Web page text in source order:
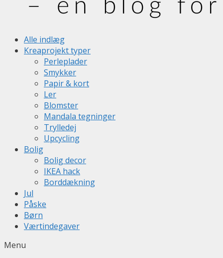
Alle indlæg
Kreaprojekt typer
Perleplader
Smykker
Papir & kort
Ler
Blomster
Mandala tegninger
Trylledej
Upcycling
Bolig
Bolig decor
IKEA hack
Borddækning
Jul
Påske
Børn
Værtindegaver
Menu